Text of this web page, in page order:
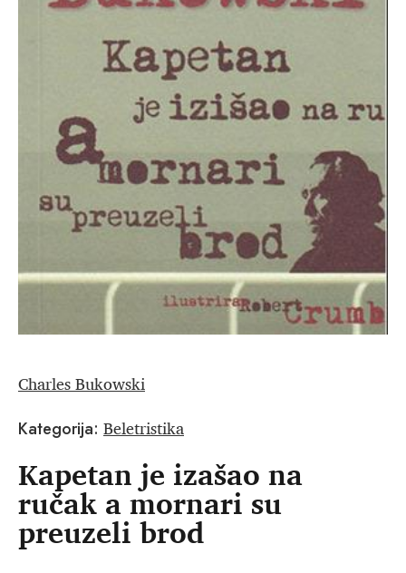
Charles Bukowski
Kategorija: Beletristika
Kapetan je izašao na
ručak a mornari su
preuzeli brod